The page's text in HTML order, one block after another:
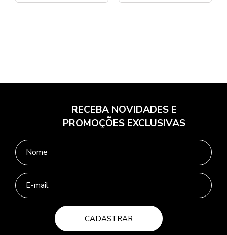
RECEBA NOVIDADES E
PROMOÇÕES EXCLUSIVAS
CADASTRAR